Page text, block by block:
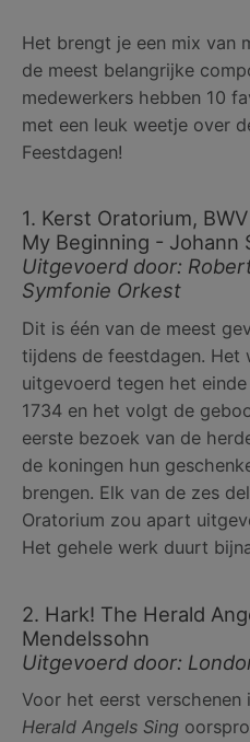
Het brengt je een mix van
de meest belangrijke
medewerkers hebben 10
met een leuk weetje over
Feestdagen!
1. Kerst Oratorium,
My Beginning - Johann
Uitgevoerd door:
Symfonie Orkest
Dit is één van de meest
tijdens de feestdagen. Het
uitgevoerd tegen het einde
1734 en het volgt de
eerste bezoek van de
de koningen hun
brengen. Elk van de zes
Oratorium zou apart
Het gehele werk duurt
2. Hark! The Herald
Mendelssohn
Uitgevoerd door:
Voor het eerst verschenen
Herald Angels Sing